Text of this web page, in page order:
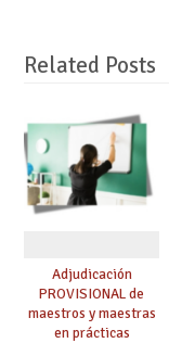
Related Posts
Adjudicación
PROVISIONAL de
maestros y maestras
en prácticas